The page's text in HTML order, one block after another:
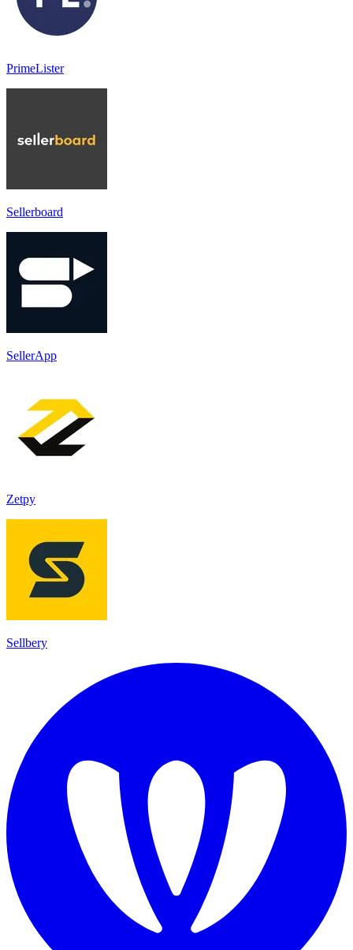
PrimeLister
Sellerboard
SellerApp
Zetpy
Sellbery